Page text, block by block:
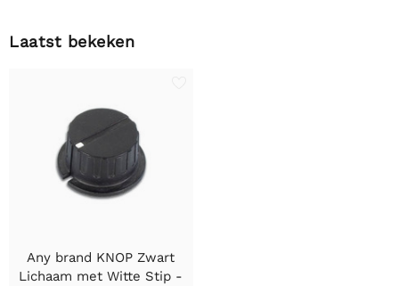
Laatst bekeken
Any brand KNOP Zwart
Lichaam met Witte Stip -